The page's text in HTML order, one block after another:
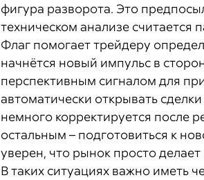
фигура разворота. Это
техническом анализе считается
Флаг помогает трейдеру
начнётся новый импульс в
перспективным сигналом для
автоматически открывать
немного корректируется после
остальным – подготовиться к
уверен, что рынок просто
В таких ситуациях важно иметь